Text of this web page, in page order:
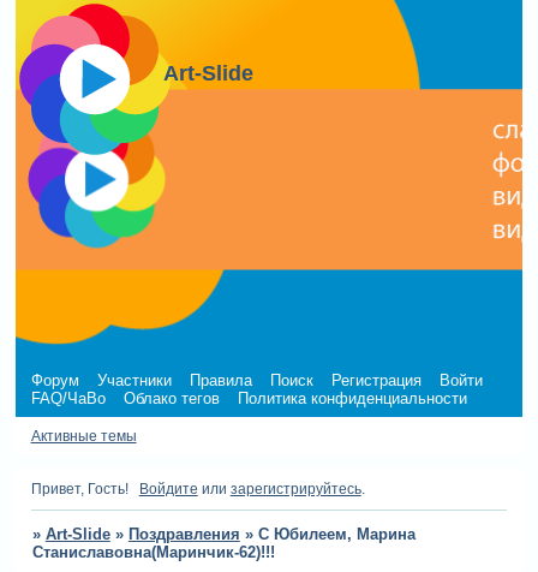
Art-Slide
Форум Участники Правила Поиск Регистрация
Войти
FAQ/ЧаВо
Облако тегов Политика конфиденциальности
Активные темы
Привет, Гость! Войдите или зарегистрируйтесь.
» Art-Slide » Поздравления » С Юбилеем, Марина
Станиславовна(Маринчик-62)!!!